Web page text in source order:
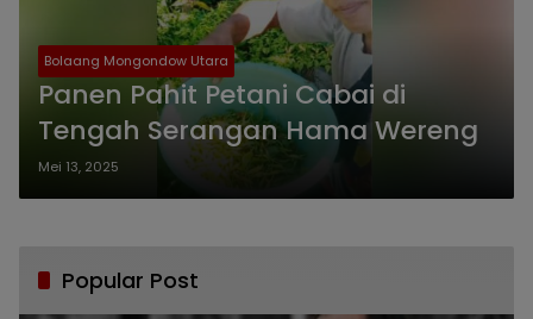
Bolaang Mongondow Utara
Panen Pahit Petani Cabai di
Tengah Serangan Hama Wereng
Mei 13, 2025
Popular Post